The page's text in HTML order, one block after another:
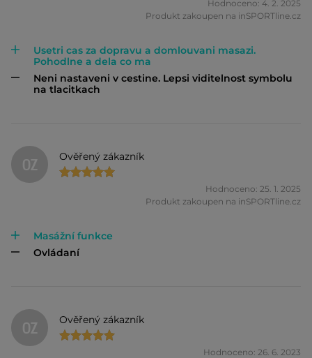
Hodnoceno: 4. 2. 2025
Produkt zakoupen na inSPORTline.cz
Usetri cas za dopravu a domlouvani masazi.
Pohodlne a dela co ma
Neni nastaveni v cestine. Lepsi viditelnost symbolu
na tlacitkach
OZ Ověřený zákazník
Hodnoceno: 25. 1. 2025
Produkt zakoupen na inSPORTline.cz
Masážní funkce
Ovládaní
OZ Ověřený zákazník
Hodnoceno: 26. 6. 2023